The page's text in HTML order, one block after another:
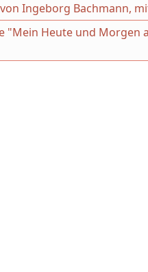
Ingeborg Bachmann,
"Mein Heute und Morgen